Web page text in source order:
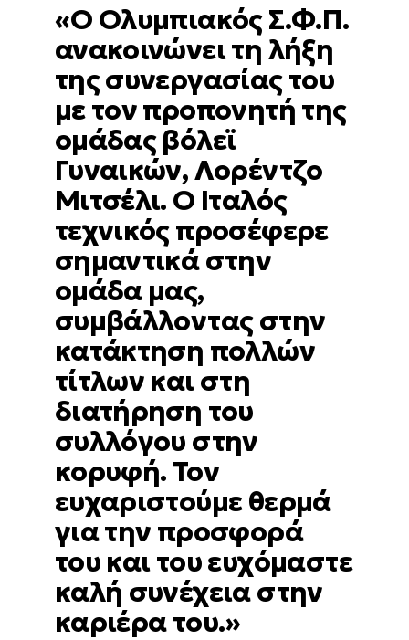
«Ο Ολυμπιακός Σ.Φ.Π.
ανακοινώνει τη λήξη
της συνεργασίας του
με τον προπονητή της
ομάδας βόλεϊ
Γυναικών, Λορέντζο
Μιτσέλι. Ο Ιταλός
τεχνικός προσέφερε
σημαντικά στην
ομάδα μας,
συμβάλλοντας στην
κατάκτηση πολλών
τίτλων και στη
διατήρηση του
συλλόγου στην
κορυφή. Τον
ευχαριστούμε θερμά
για την προσφορά
του και του ευχόμαστε
καλή συνέχεια στην
καριέρα του.»